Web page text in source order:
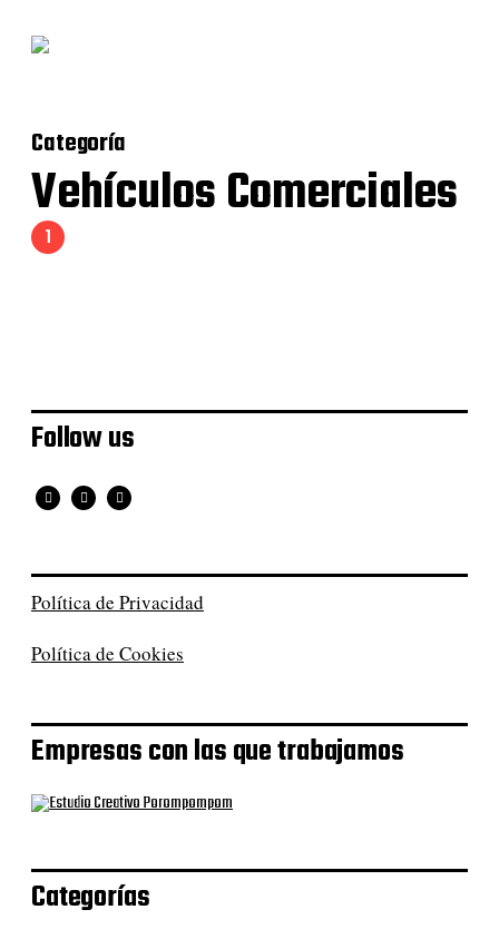
Categoría
Vehículos Comerciales
1
Follow us
Política de Privacidad
Política de Cookies
Empresas con las que trabajamos
Categorías